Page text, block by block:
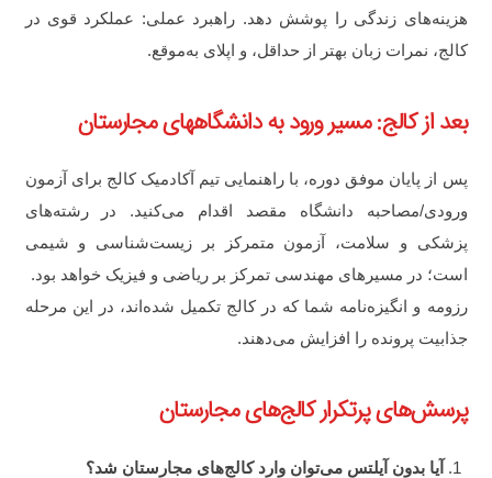
هزینه‌های زندگی را پوشش دهد. راهبرد عملی: عملکرد قوی در
کالج، نمرات زبان بهتر از حداقل، و اپلای به‌موقع.
بعد از کالج: مسیر ورود به دانشگاههای مجارستان
پس از پایان موفق دوره، با راهنمایی تیم آکادمیک کالج برای آزمون
ورودی/مصاحبه دانشگاه مقصد اقدام می‌کنید. در رشته‌های
پزشکی و سلامت، آزمون متمرکز بر زیست‌شناسی و شیمی
است؛ در مسیرهای مهندسی تمرکز بر ریاضی و فیزیک خواهد بود.
رزومه و انگیزه‌نامه شما که در کالج تکمیل شده‌اند، در این مرحله
جذابیت پرونده را افزایش می‌دهند.
پرسش‌های پرتکرار کالج‌های مجارستان
آیا بدون آیلتس می‌توان وارد کالج‌های مجارستان شد؟